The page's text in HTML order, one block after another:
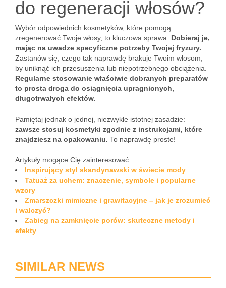
do regeneracji włosów?
Wybór odpowiednich kosmetyków, które pomogą
zregenerować Twoje włosy, to kluczowa sprawa. Dobieraj je,
mając na uwadze specyficzne potrzeby Twojej fryzury.
Zastanów się, czego tak naprawdę brakuje Twoim włosom,
by uniknąć ich przesuszenia lub niepotrzebnego obciążenia.
Regularne stosowanie właściwie dobranych preparatów
to prosta droga do osiągnięcia upragnionych,
długotrwałych efektów.
Pamiętaj jednak o jednej, niezwykle istotnej zasadzie:
zawsze stosuj kosmetyki zgodnie z instrukcjami, które
znajdziesz na opakowaniu. To naprawdę proste!
Artykuły mogące Cię zainteresować
Inspirujący styl skandynawski w świecie mody
Tatuaż za uchem: znaczenie, symbole i popularne
wzory
Zmarszczki mimiczne i grawitacyjne – jak je zrozumieć
i walczyć?
Zabieg na zamknięcie porów: skuteczne metody i
efekty
SIMILAR NEWS